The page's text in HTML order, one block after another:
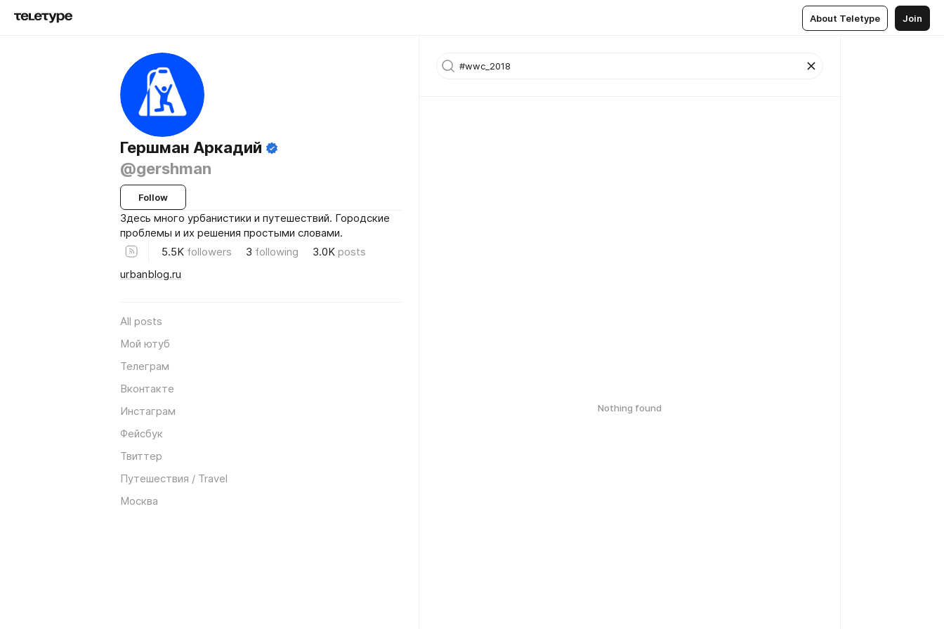
About Teletype Join
Гершман Аркадий
@gershman
Follow
Здесь много урбанистики и путешествий. Городские
проблемы и их решения простыми словами.
5.5K followers 3 following 3.0K posts
urbanblog.ru
All posts
Мой ютуб
Телеграм
Вконтакте
Инстаграм
Фейсбук
Твиттер
Путешествия / Travel
Москва
Nothing found